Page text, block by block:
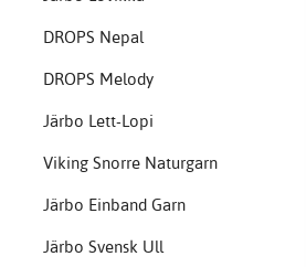
DROPS Nepal
DROPS Melody
Järbo Lett-Lopi
Viking Snorre Naturgarn
Järbo Einband Garn
Järbo Svensk Ull